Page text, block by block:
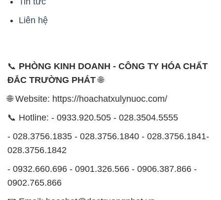
📞
PHÒNG KINH DOANH - CÔNG TY HÓA CHẤT
ĐẮC TRƯỜNG PHÁT
- 028.3756.1835 - 028.3756.1840 - 028.3756.1841-
0902.765.866
📧 Email: hoachat@dactruongphat.vn
ĐỊA CHỈ
1229C Quốc lộ 1A, Phường Bình Trị Đông B,